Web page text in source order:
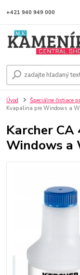
+421 940 949 000
Úvod Špeciálne čistiace
Kvapalina pre Windows a
Karcher CA
Windows a